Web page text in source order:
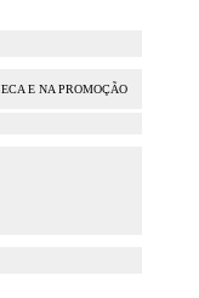
E NA PROMOÇÃO